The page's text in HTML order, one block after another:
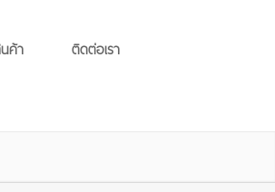
ค้า ติดต่อเรา